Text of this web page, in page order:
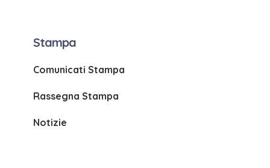
Stampa
Comunicati Stampa
Rassegna Stampa
Notizie